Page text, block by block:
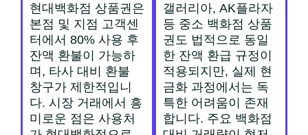
현대백화점 상품권은
본점 및 지점 고객센
터에서 80% 사용 후
잔액 환불이 가능하
며, 타사 대비 환불
창구가 제한적입니
다. 시장 거래에서 흥
미로운 점은 사용처
갤러리아, AK플라자
등 중소 백화점 상품
권도 법적으로 동일
한 잔액 환급 규정이
적용되지만, 실제 현
금화 과정에서는 독
특한 어려움이 존재
합니다. 주요 백화점